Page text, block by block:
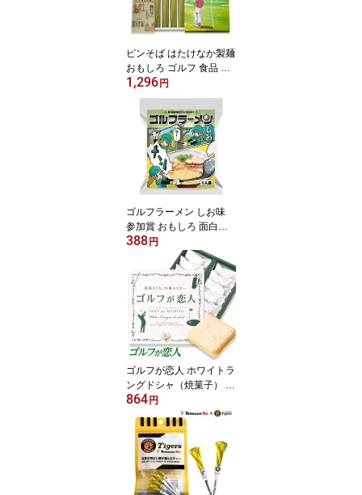
ゴルフ景品
ピンそば はたけなか製麺
おもしろ ゴルフ 食品 急
ぎ ゴルフコンペ景品 ゴ
ルフコンペ 景品 賞品 コ
ンペ賞品 参加賞 ゴルフ
景品 飛び賞 ブービー賞
もらって嬉しい ニアピン
賞 おもしろ景品 ゴルフ
1,296 円
ゴルフラーメン しお味
参加賞 おもしろ 面白い
ゴルフ 食品 急ぎ プレゼ
ント ギフト ゴルフコン
ペ景品 ゴルフコンペ 景
品 賞品 コンペ賞品 ゴル
フ景品 飛び賞 ブービー
賞 もらって嬉しい ゴル
フ景品ラーメン
388 円
ゴルフが恋人 ホワイトラ
ングドシャ（焼菓子） 参
加賞 おもしろ 面白い ゴ
ルフ 食品 急ぎ プレゼン
ト ギフト ゴルフコンペ
景品 ゴルフコンペ 景品
賞品 コンペ賞品 ゴルフ
景品 飛び賞 ブービー賞
もらって嬉しい
864 円